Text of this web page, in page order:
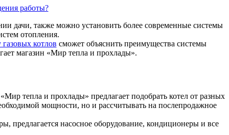
работы?
дачи, также можно установить более современные системы
отопления.
котлов сможет объяснить преимущества системы
магазин «Мир тепла и прохлады».
тепла и прохлады» предлагает подобрать котел от разных
мощности, но и рассчитывать на послепродажное
предлагается насосное оборудование, кондиционеры и все